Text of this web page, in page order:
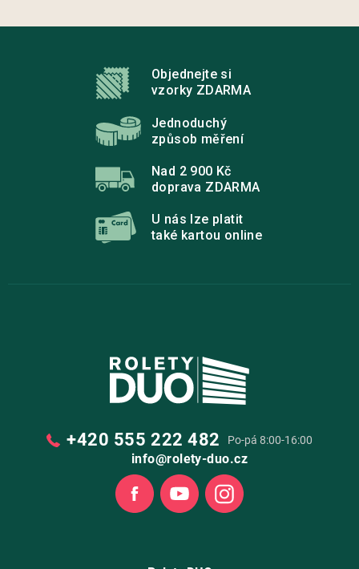
Objednejte si
vzorky ZDARMA
Jednoduchý
způsob měření
Nad 2 900 Kč
doprava ZDARMA
U nás lze platit
také kartou online
+420 555 222 482 Po-pá 8:00-16:00
info@rolety-duo.cz
Facebook Youtube